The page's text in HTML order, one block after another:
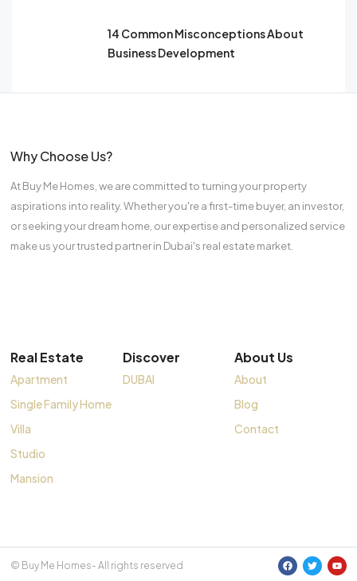
14 Common Misconceptions About
Business Development
Why Choose Us?
At Buy Me Homes, we are committed to turning your property
aspirations into reality. Whether you're a first-time buyer, an investor,
or seeking your dream home, our expertise and personalized service
make us your trusted partner in Dubai's real estate market.
Real Estate
Apartment
Single Family Home
Villa
Studio
Mansion
Discover
DUBAI
About Us
About
Blog
Contact
© Buy Me Homes- All rights reserved